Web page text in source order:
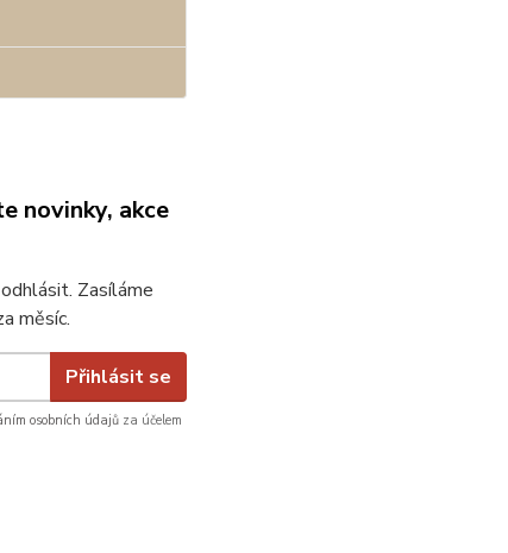
novinky, akce
Zasíláme
měsíc.
Přihlásit se
osobních údajů za účelem